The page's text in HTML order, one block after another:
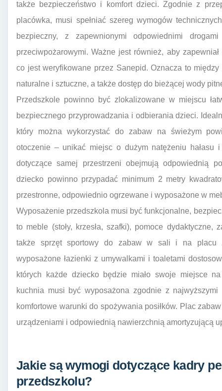
także bezpieczeństwo i komfort dzieci. Zgodnie z
placówka, musi spełniać szereg wymogów
bezpieczny, z zapewnionymi odpowiednimi
przeciwpożarowymi. Ważne jest również, aby
co jest weryfikowane przez Sanepid. Oznacza to
naturalne i sztuczne, a także dostęp do bieżącej wody
Przedszkole powinno być zlokalizowane w miejscu
bezpiecznego przyprowadzania i odbierania dzieci.
który można wykorzystać do zabaw na świeżym
otoczenie – unikać miejsc o dużym natężeniu hałasu
dotyczące samej przestrzeni obejmują odpowiednią
dziecko powinno przypadać minimum 2 metry
przestronne, odpowiednio ogrzewane i wyposażone w
Wyposażenie przedszkola musi być funkcjonalne,
to meble (stoły, krzesła, szafki), pomoce dydaktyczne,
także sprzęt sportowy do zabaw w sali i na placu
wyposażone łazienki z umywalkami i toaletami
których każde dziecko będzie miało swoje miejsce
kuchnia musi być wyposażona zgodnie z
komfortowe warunki do spożywania posiłków. Plac
urządzeniami i odpowiednią nawierzchnią amortyzującą
Jakie są wymogi dotyczące kadry
przedszkolu?